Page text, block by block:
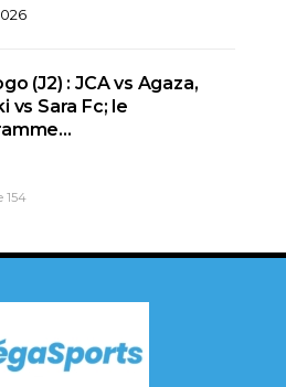
(J2) : JCA vs Agaza,
vs Sara Fc; le
154